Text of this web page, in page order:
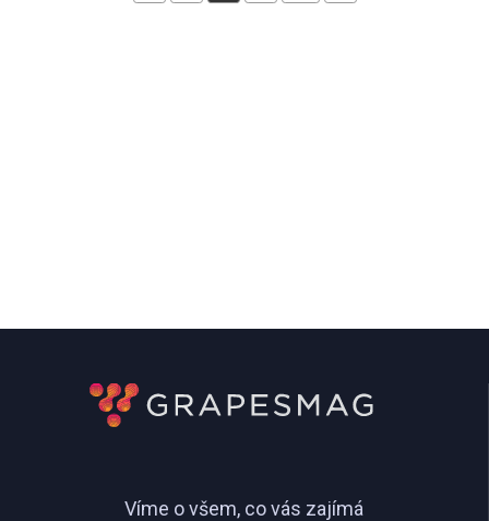
Víme o všem, co vás zajímá